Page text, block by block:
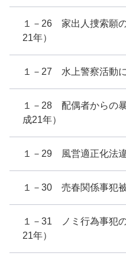
１－26 家出人捜索願
21年）
１－27 水上警察活動
１－28 配偶者からの
成21年）
１－29 風営適正化法
１－30 売春関係事犯
１－31 ノミ行為事犯
21年）